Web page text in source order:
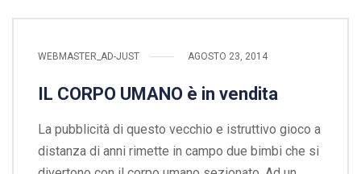
WEBMASTER_AD-JUST AGOSTO 23, 2014
IL CORPO UMANO è in vendita
La pubblicità di questo vecchio e istruttivo gioco a
distanza di anni rimette in campo due bimbi che si